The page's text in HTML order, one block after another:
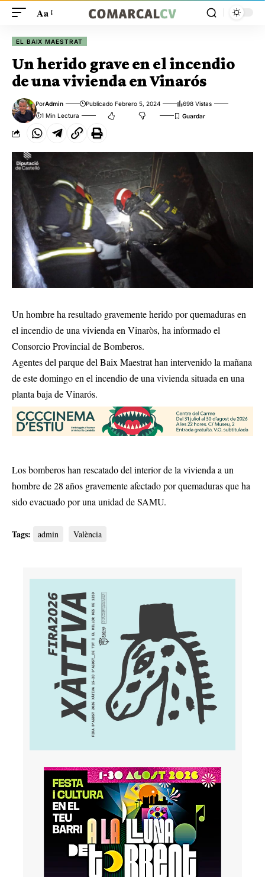
Aa
EL BAIX MAESTRAT
Un herido grave en el incendio
de una vivienda en Vinarós
PorAdmin Publicado Febrero 5, 2024
698 Vistas
1 Min Lectura
Un hombre ha resultado gravemente herido por quemaduras en
el incendio de una vivienda en Vinaròs, ha informado el
Consorcio Provincial de Bomberos.
Agentes del parque del Baix Maestrat han intervenido la mañana
de este domingo en el incendio de una vivienda situada en una
planta baja de Vinarós.
Los bomberos han rescatado del interior de la vivienda a un
hombre de 28 años gravemente afectado por quemaduras que ha
sido evacuado por una unidad de SAMU.
Tags: admin València